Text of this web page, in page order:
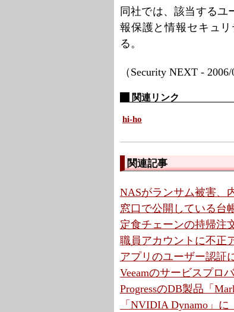
同社では、該当する
報保護と情報セキュ
る。
（Security NEXT - 2006/
関連リンク
hi-ho
関連記事
NASがランサム被害、
窓口で公開している台
定食チェーンの持帰注
職員アカウントに不正
アプリのユーザー認証
Veeamのサービスプロ
ProgressのDB製品「
「NVIDIA Dynamo」